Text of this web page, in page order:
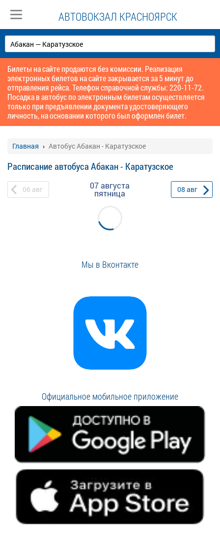
АВТОВОКЗАЛ КРАСНОЯРСК
Билеты на сайте продаются без комиссии. Реализация
электронных билетов на сайте закрывается за 5 минут до
отправления рейса. Телефон справочной службы: 220-11-72.
Посадка в автобус по электронным билетам осуществляется
только при предъявлении документа удостоверяющего
личность, на основании которого был оформлен билет.
Главная Автобус Абакан - Каратузское
Расписание автобуса Абакан - Каратузское
06 авг 07 августа
пятница 08 авг
Мы в Вконтакте
Официальное мобильное приложение